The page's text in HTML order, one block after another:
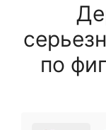
по